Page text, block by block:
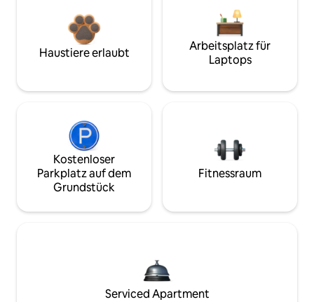
Haustiere erlaubt
Arbeitsplatz für
Laptops
Kostenloser
Parkplatz auf dem
Grundstück
Fitnessraum
Serviced Apartment